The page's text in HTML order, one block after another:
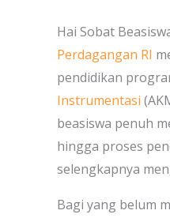
Hai Sobat
Perdagangan RI
pendidikan
Instrumentasi
beasiswa penuh
hingga proses
selengkapnya
Bagi yang belum